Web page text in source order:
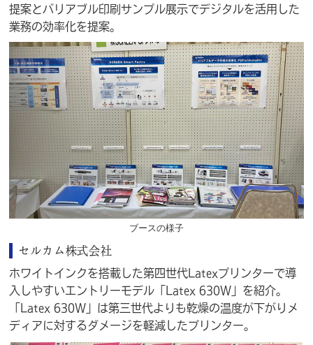
提案とバリアブル印刷サンプル展示でデジタルを活用した
業務の効率化を提案。
ブースの様子
セルカム株式会社
ホワイトインクを搭載した第四世代Latexプリンターで導
入しやすいエントリーモデル「Latex 630W」を紹介。
「Latex 630W」は第三世代よりも乾燥の温度が下がりメ
ディアに対するダメージを軽減したプリンター。